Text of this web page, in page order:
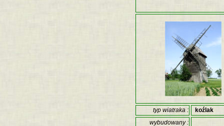
typ wiatraka :
koźlak
wybudowany :